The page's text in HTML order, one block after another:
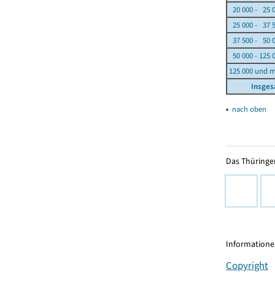
20 000 - 25
25 000 - 37
37 500 - 50
50 000 - 125
125 000 und
▴ nach oben
Das
Copyright